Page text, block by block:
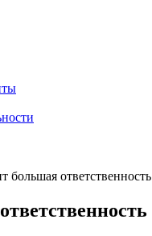
большая ответственность